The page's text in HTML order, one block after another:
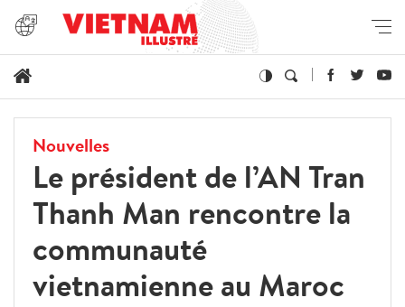
Nouvelles
Le président de l’AN Tran
Thanh Man rencontre la
communauté
vietnamienne au Maroc